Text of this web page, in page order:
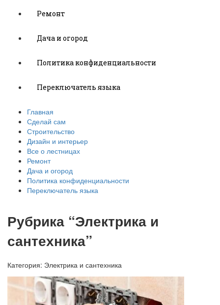
Ремонт
Дача и огород
Политика конфиденциальности
Переключатель языка
Главная
Сделай сам
Строительство
Дизайн и интерьер
Все о лестницах
Ремонт
Дача и огород
Политика конфиденциальности
Переключатель языка
Рубрика “Электрика и
сантехника”
Категория: Электрика и сантехника